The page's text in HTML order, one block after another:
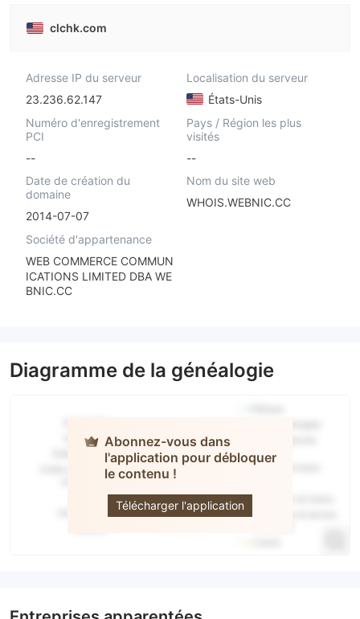
clchk.com
Adresse IP du serveur
23.236.62.147
Localisation du serveur
États-Unis
Numéro d'enregistrement
PCI
--
Pays / Région les plus
visités
--
Date de création du
domaine
2014-07-07
Nom du site web
WHOIS.WEBNIC.CC
Société d'appartenance
WEB COMMERCE COMMUN
ICATIONS LIMITED DBA WE
BNIC.CC
Diagramme de la généalogie
Abonnez-vous dans
l'application pour débloquer
le contenu !
Télécharger l'application